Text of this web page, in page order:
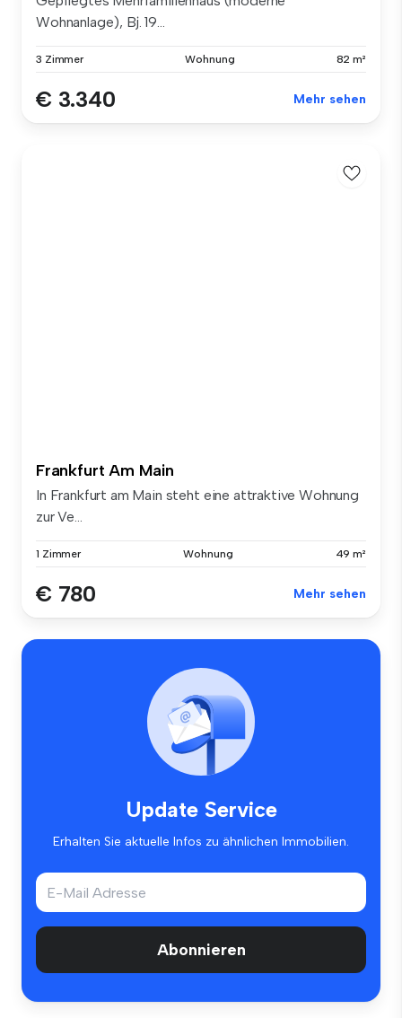
Wohnanlage), Bj. 19...
3 Zimmer Wohnung 82 m²
€ 3.340 Mehr sehen
Frankfurt Am Main
In Frankfurt am Main steht eine attraktive Wohnung
zur Ve...
1 Zimmer Wohnung 49 m²
€ 780 Mehr sehen
Update Service
Erhalten Sie aktuelle Infos zu ähnlichen Immobilien.
Abonnieren